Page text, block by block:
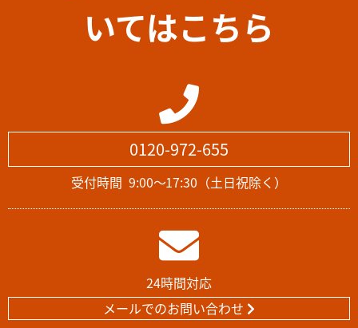
いてはこちら
0120-972-655
受付時間 9:00～17:30（土日祝除く）
24時間対応
メールでのお問い合わせ